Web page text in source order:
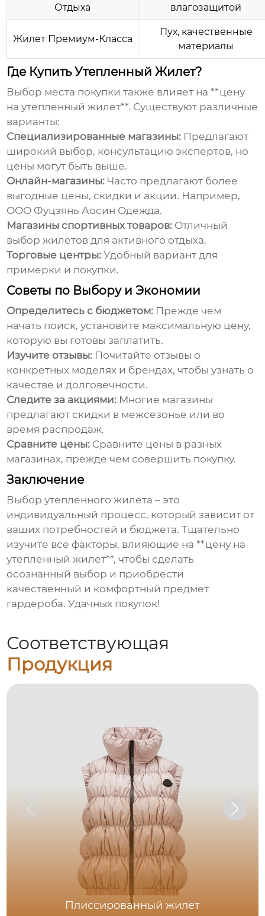
Отдыха
влагозащитой
Жилет Премиум-Класса
Пух, качественные
материалы
Где Купить Утепленный Жилет?
Выбор места покупки также влияет на **цену
на утепленный жилет**. Существуют различные
варианты:
Специализированные магазины: Предлагают
широкий выбор, консультацию экспертов, но
цены могут быть выше.
Онлайн-магазины: Часто предлагают более
выгодные цены, скидки и акции. Например,
ООО Фуцзянь Аосин Одежда.
Магазины спортивных товаров: Отличный
выбор жилетов для активного отдыха.
Торговые центры: Удобный вариант для
примерки и покупки.
Советы по Выбору и Экономии
Определитесь с бюджетом: Прежде чем
начать поиск, установите максимальную цену,
которую вы готовы заплатить.
Изучите отзывы: Почитайте отзывы о
конкретных моделях и брендах, чтобы узнать о
качестве и долговечности.
Следите за акциями: Многие магазины
предлагают скидки в межсезонье или во
время распродаж.
Сравните цены: Сравните цены в разных
магазинах, прежде чем совершить покупку.
Заключение
Выбор утепленного жилета – это
индивидуальный процесс, который зависит от
ваших потребностей и бюджета. Тщательно
изучите все факторы, влияющие на **цену на
утепленный жилет**, чтобы сделать
осознанный выбор и приобрести
качественный и комфортный предмет
гардероба. Удачных покупок!
Соответствующая
Продукция
Плиссированный жилет